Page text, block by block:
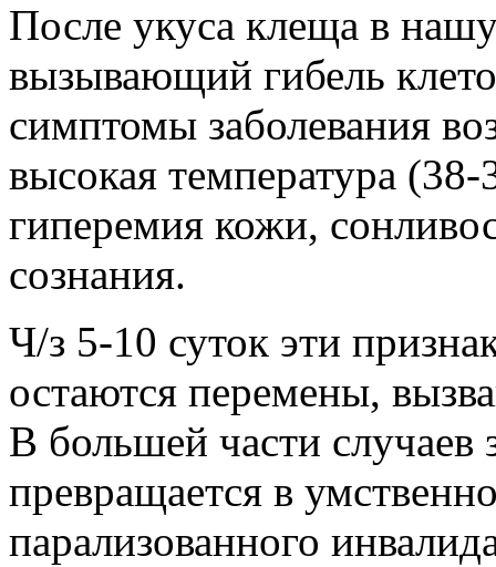
После укуса клеща в
вызывающий гибель
симптомы заболевания
высокая температура (38-
гиперемия кожи,
сознания.
Ч/з 5-10 суток эти
остаются перемены,
В большей части
превращается в
парализованного